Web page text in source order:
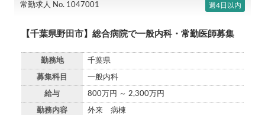
常勤求人 No. 1047001 週4日以内
【千葉県野田市】総合病院で一般内科・常勤医師募集
勤務地 千葉県
募集科目 一般内科
給与 800万円 ～ 2,300万円
勤務内容 外来 病棟